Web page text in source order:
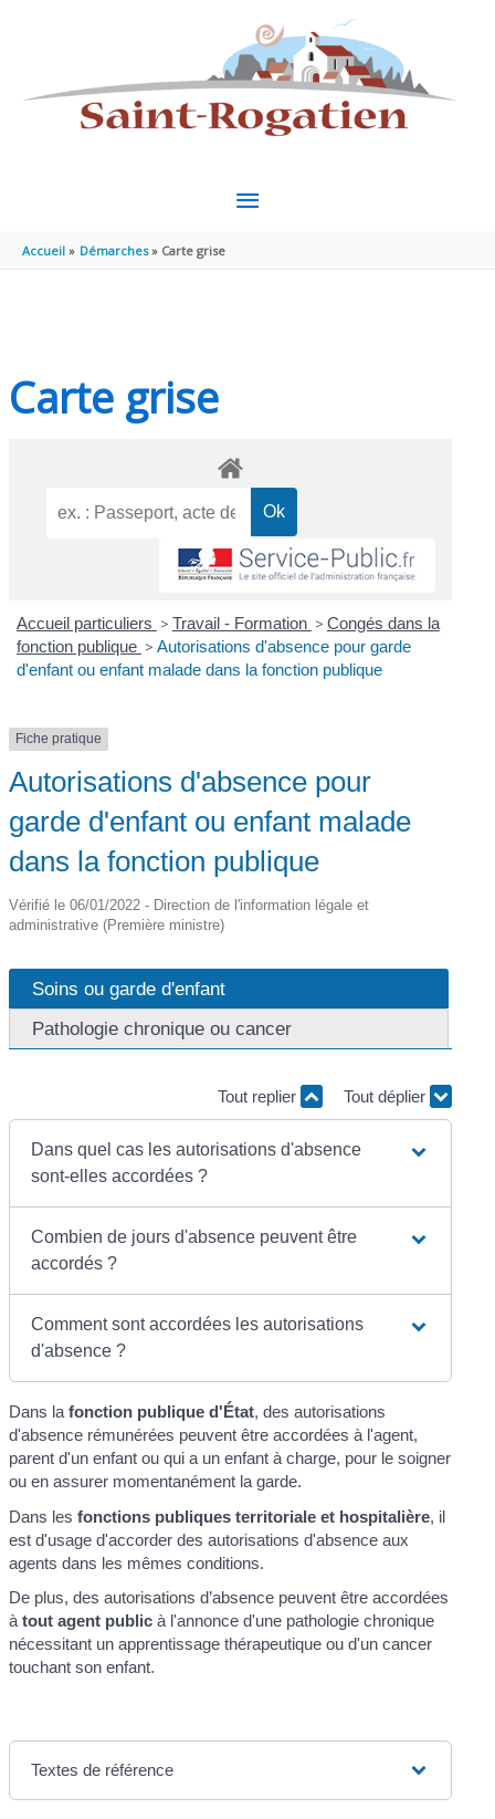
MENU
Accueil Démarches Carte grise
Carte grise
Accueil particuliers > Travail - Formation > Congés dans la
fonction publique > Autorisations d'absence pour garde
d'enfant ou enfant malade dans la fonction publique
Fiche pratique
Autorisations d'absence pour
garde d'enfant ou enfant malade
dans la fonction publique
Vérifié le 06/01/2022 - Direction de l'information légale et
administrative (Première ministre)
Soins ou garde d'enfant
Pathologie chronique ou cancer
Tout replier Tout déplier
Dans quel cas les autorisations d'absence
sont-elles accordées ?
Combien de jours d'absence peuvent être
accordés ?
Comment sont accordées les autorisations
d'absence ?
Dans lafonction publique d'État, des autorisations
d'absence rémunérées peuvent être accordées à l'agent,
parent d'un enfant ou qui a un enfant à charge, pour le soigner
ou en assurer momentanément la garde.
Dans lesfonctions publiques territoriale et hospitalière, il
est d'usage d'accorder des autorisations d'absence aux
agents dans les mêmes conditions.
De plus, des autorisations d’absence peuvent être accordées
àtout agent public à l'annonce d'une pathologie chronique
nécessitant un apprentissage thérapeutique ou d'un cancer
touchant son enfant.
Textes de référence